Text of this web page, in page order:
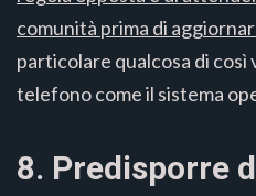
comunità prima di
particolare qualcosa di così
telefono come il sistema
8. Predisporre